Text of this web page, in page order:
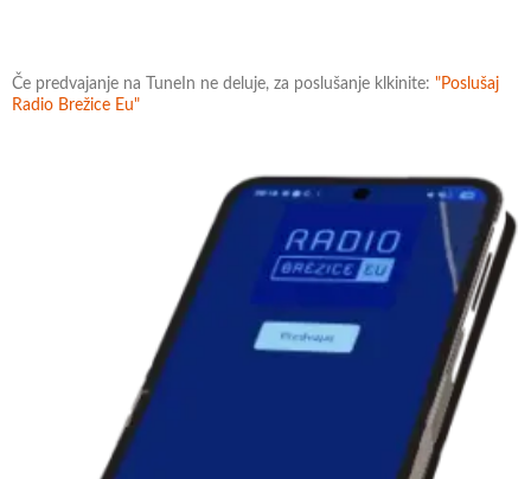
Če predvajanje na TuneIn ne deluje, za poslušanje klkinite: "Poslušaj
Radio Brežice Eu"